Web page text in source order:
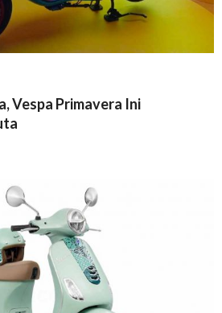
Vespa Primavera Ini